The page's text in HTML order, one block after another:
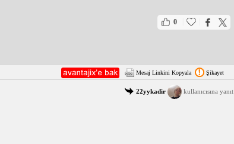
0
Mesaj Linkini Kopyala Şikayet
22yykadir kullanıcısına yanıt